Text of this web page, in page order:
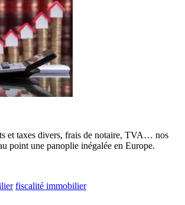
et taxes divers, frais de notaire, TVA… nos
point une panoplie inégalée en Europe.
fiscalité immobilier